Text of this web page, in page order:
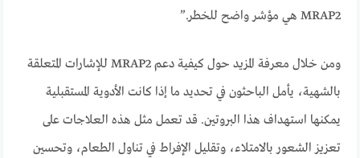
MRAP2 هي مؤشر واضح للخطر.”
ومن خلال معرفة المزيد حول كيفية دعم MRAP2 للإشارات المتعلقة
بالشهية، يأمل الباحثون في تحديد ما إذا كانت الأدوية المستقبلية
يمكنها استهداف هذا البروتين. قد تعمل مثل هذه العلاجات على
تعزيز الشعور بالامتلاء، وتقليل الإفراط في تناول الطعام، وتحسين